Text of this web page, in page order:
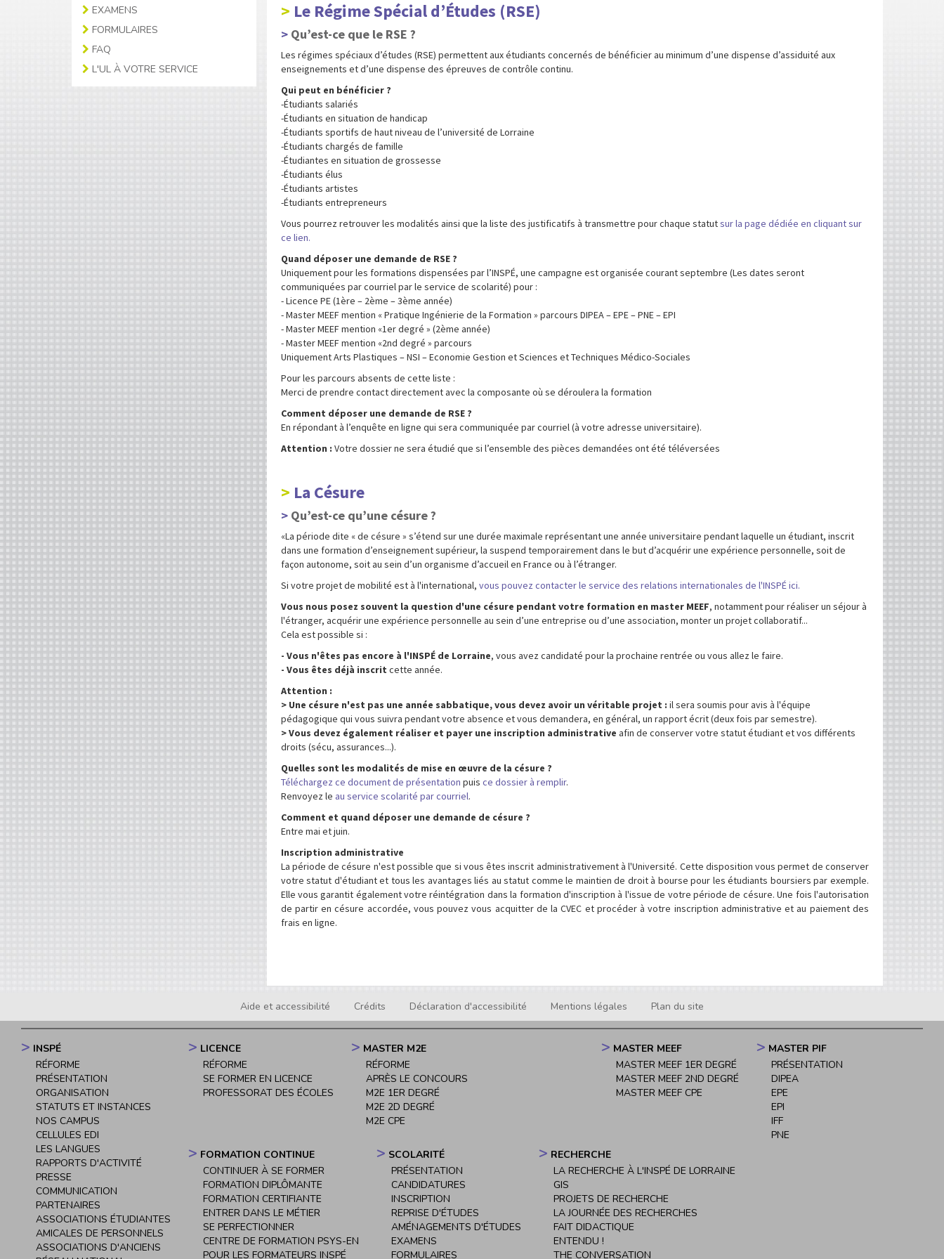
EXAMENS
FORMULAIRES
FAQ
L'UL À VOTRE SERVICE
Le Régime Spécial d’Études (RSE)
Qu’est-ce que le RSE ?
Les régimes spéciaux d’études (RSE) permettent aux étudiants concernés de bénéficier au minimum d’une dispense d’assiduité aux
enseignements et d’une dispense des épreuves de contrôle continu.
Qui peut en bénéficier ?
-Étudiants salariés
-Étudiants en situation de handicap
-Étudiants sportifs de haut niveau de l’université de Lorraine
-Étudiants chargés de famille
-Étudiantes en situation de grossesse
-Étudiants élus
-Étudiants artistes
-Étudiants entrepreneurs
Vous pourrez retrouver les modalités ainsi que la liste des justificatifs à transmettre pour chaque statutsur la page dédiée en cliquant sur
ce lien.
Quand déposer une demande de RSE ?
Uniquement pour les formations dispensées par l’INSPÉ, une campagne est organisée courant septembre (Les dates seront
communiquées par courriel par le service de scolarité) pour :
- Licence PE (1ère – 2ème – 3ème année)
- Master MEEF mention « Pratique Ingénierie de la Formation » parcours DIPEA – EPE – PNE – EPI
- Master MEEF mention «1er degré » (2ème année)
- Master MEEF mention «2nd degré » parcours
Uniquement Arts Plastiques – NSI – Economie Gestion et Sciences et Techniques Médico-Sociales
Pour les parcours absents de cette liste :
Merci de prendre contact directement avec la composante où se déroulera la formation
Comment déposer une demande de RSE ?
En répondant à l’enquête en ligne qui sera communiquée par courriel (à votre adresse universitaire).
Attention : Votre dossier ne sera étudié que si l’ensemble des pièces demandées ont été téléversées
La Césure
Qu’est-ce qu’une césure ?
«La période dite « de césure » s’étend sur une durée maximale représentant une année universitaire pendant laquelle un étudiant, inscrit
dans une formation d’enseignement supérieur, la suspend temporairement dans le but d’acquérir une expérience personnelle, soit de
façon autonome, soit au sein d’un organisme d’accueil en France ou à l’étranger.
Si votre projet de mobilité est à l'international, vous pouvez contacter le service des relations internationales de l'INSPÉ ici.
Vous nous posez souvent la question d'une césure pendant votre formation en master MEEF, notamment pour réaliser un séjour à
l'étranger, acquérir une expérience personnelle au sein d’une entreprise ou d’une association, monter un projet collaboratif...
Cela est possible si :
- Vous n'êtes pas encore à l'INSPÉ de Lorraine, vous avez candidaté pour la prochaine rentrée ou vous allez le faire.
- Vous êtes déjà inscrit cette année.
Attention :
> Une césure n'est pas une année sabbatique, vous devez avoir un véritable projet : il sera soumis pour avis à l'équipe
pédagogique qui vous suivra pendant votre absence et vous demandera, en général, un rapport écrit (deux fois par semestre).
> Vous devez également réaliser et payer une inscription administrative afin de conserver votre statut étudiant et vos différents
droits (sécu, assurances...).
Quelles sont les modalités de mise en œuvre de la césure ?
Téléchargez ce document de présentation puis ce dossier à remplir.
Renvoyez le au service scolarité par courriel.
Comment et quand déposer une demande de césure ?
Entre mai et juin.
Inscription administrative
La période de césure n'est possible que si vous êtes inscrit administrativement à l'Université. Cette disposition vous permet de conserver
votre statut d'étudiant et tous les avantages liés au statut comme le maintien de droit à bourse pour les étudiants boursiers par exemple.
Elle vous garantit également votre réintégration dans la formation d'inscription à l'issue de votre période de césure. Une fois l'autorisation
de partir en césure accordée, vous pouvez vous acquitter de la CVEC et procéder à votre inscription administrative et au paiement des
frais en ligne.
Footer
menu
Aide et accessibilité Crédits Déclaration d'accessibilité Mentions légales Plan du site
Navigation
principale
INSPÉ
RÉFORME
PRÉSENTATION
ORGANISATION
STATUTS ET INSTANCES
NOS CAMPUS
CELLULES EDI
LES LANGUES
RAPPORTS D'ACTIVITÉ
PRESSE
COMMUNICATION
PARTENAIRES
ASSOCIATIONS ÉTUDIANTES
AMICALES DE PERSONNELS
ASSOCIATIONS D'ANCIENS
LICENCE
RÉFORME
SE FORMER EN LICENCE
PROFESSORAT DES ÉCOLES
MASTER M2E
RÉFORME
APRÈS LE CONCOURS
M2E 1ER DEGRÉ
M2E 2D DEGRÉ
M2E CPE
MASTER MEEF
MASTER MEEF 1ER DEGRÉ
MASTER MEEF 2ND DEGRÉ
MASTER MEEF CPE
MASTER PIF
PRÉSENTATION
DIPEA
EPE
EPI
IFF
PNE
FORMATION CONTINUE
CONTINUER À SE FORMER
FORMATION DIPLÔMANTE
FORMATION CERTIFIANTE
ENTRER DANS LE MÉTIER
SE PERFECTIONNER
CENTRE DE FORMATION PSYS-EN
POUR LES FORMATEURS INSPÉ
SCOLARITÉ
PRÉSENTATION
CANDIDATURES
INSCRIPTION
REPRISE D'ÉTUDES
AMÉNAGEMENTS D'ÉTUDES
EXAMENS
FORMULAIRES
RECHERCHE
LA RECHERCHE À L'INSPÉ DE LORRAINE
GIS
PROJETS DE RECHERCHE
LA JOURNÉE DES RECHERCHES
FAIT DIDACTIQUE
ENTENDU !
THE CONVERSATION